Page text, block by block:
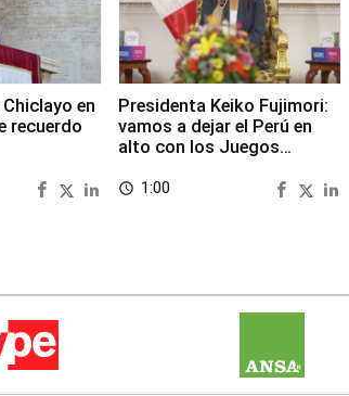
en
recuerdo
Presidenta Keiko Fujimori:
vamos a dejar el Perú en
alto con los Juegos
access_time 1:00